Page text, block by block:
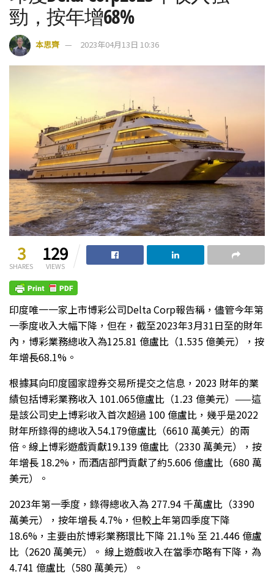
勁，按年增68%
本思齊 2023年04月13日 10:36
3
SHARES
129
VIEWS
印度唯一一家上市博彩公司Delta Corp報告稱，儘管今年第
一季度收入大幅下降，但在，截至2023年3月31日至的財年
內，博彩業務總收入為125.81 億盧比（1.535 億美元），按
年增長68.1%。
根據其向印度國家證券交易所提交之信息，2023 財年的業
績包括博彩業務收入 101.065億盧比（1.23 億美元）——這
是該公司史上博彩收入首次超過 100 億盧比，幾乎是2022
財年所錄得的總收入54.179億盧比（6610 萬美元）的兩
倍。線上博彩遊戲貢獻19.139 億盧比（2330 萬美元），按
年增長 18.2%，而酒店部門貢獻了約5.606 億盧比（680 萬
美元）。
2023年第一季度，錄得總收入為 277.94 千萬盧比（3390
萬美元），按年增長 4.7%，但較上年第四季度下降
18.6%，主要由於博彩業務環比下降 21.1% 至 21.446 億盧
比（2620 萬美元）。 線上遊戲收入在當季亦略有下降，為
4.741 億盧比（580 萬美元）。